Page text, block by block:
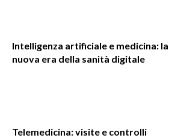
Intelligenza artificiale e medicina: la
nuova era della sanità digitale
Telemedicina: visite e controlli